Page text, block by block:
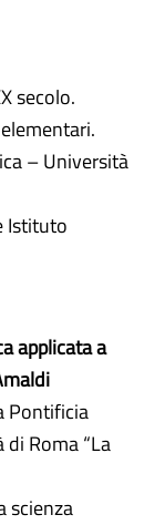
secolo.
– Università
Istituto
applicata a
Pontificia
Roma “La
scienza